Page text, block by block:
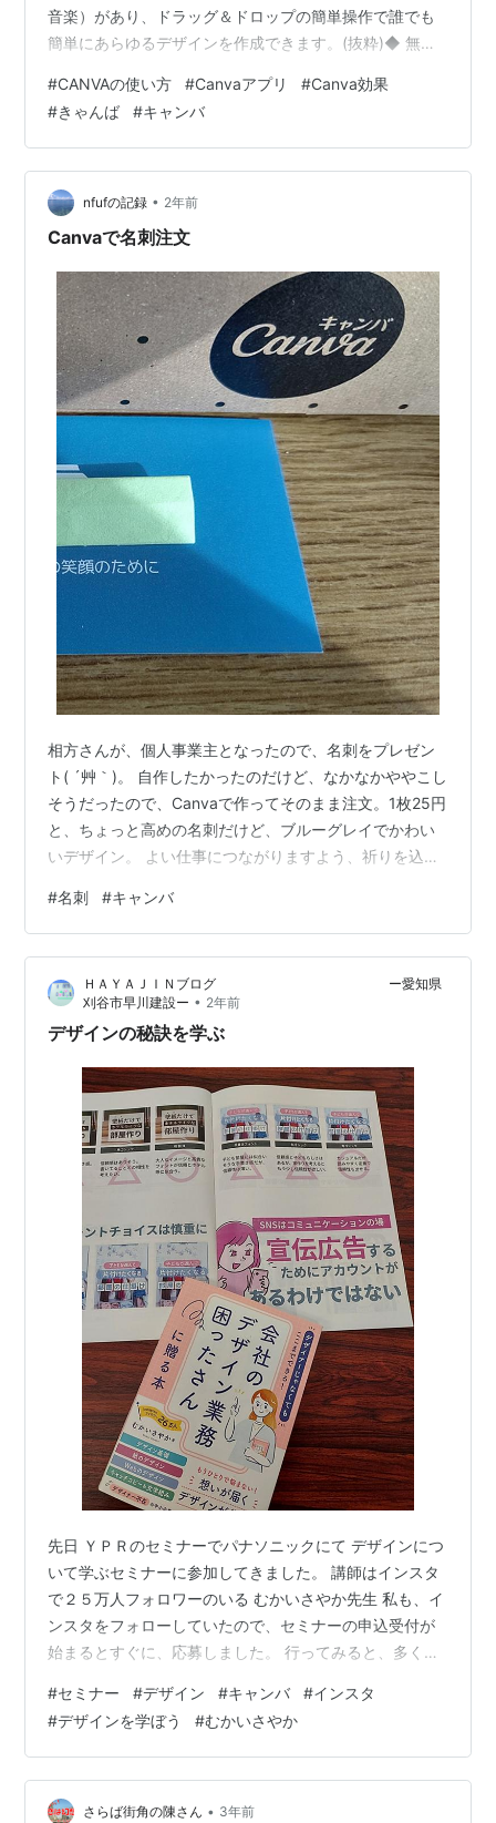
音楽）があり、ドラッグ＆ドロップの簡単操作で誰でも
簡単にあらゆるデザインを作成できます。(抜粋)◆ 無料
プリ・PCアプリ・iPhone/Android ・iPad で利用出来ま
す。 ※～ まずは、ログインからスタートです。 一つのア
カウントで、PC・スマホ・iPad・・で利用出来ます。 基
本データは、Web上に保存され・・同期しています。保
存と言う概念はなく、自動で保存されます。…
#CANVAの使い方 #Canvaアプリ #Canva効果
#きゃんば #キャンバ
nfufの記録 • 2年前
Canvaで名刺注文
相方さんが、個人事業主となったので、名刺をプレゼン
ト( ´艸｀)。 自作したかったのだけど、なかなかややこし
そうだったので、Canvaで作ってそのまま注文。1枚25円
と、ちょっと高めの名刺だけど、ブルーグレイでかわい
いデザイン。 よい仕事につながりますよう、祈りを込め
グ ランキング参加中雑談・日記を書きたい人のグループ
ランキング参加中 その日 あった事・感じた事の記録
(日々の出来事保管場所 ） ランキング参加中はてなブロ
グ同盟！初心者歓迎・なんでもOK！日記・雑記10・20・
30・40・50・60代
#名刺 #キャンバ
ＨＡＹＡＪＩＮブログ ー愛知県
刈谷市早川建設ー • 2年前
デザインの秘訣を学ぶ
先日 ＹＰＲのセミナーでパナソニックにて デザインにつ
いて学ぶセミナーに参加してきました。 講師はインスタ
で２５万人フォロワーのいる むかいさやか先生 私も、イ
ンスタをフォローしていたので、セミナーの申込受付が
始まるとすぐに、応募しました。 行ってみると、多くの
で楽しく、そしてとても参考になるお話しでした。 先生
の熱量が凄くて2時間なんてあっという間！ この熱さを
分けて頂きたい！ こんなに熱い情熱があるから２５万人
のフォロワー数に納得でした。 デザインそのものを学ぶ
というよりは、ちらしを作ることだけではなく、 ちらし
#セミナー #デザイン #キャンバ #インスタ
#デザインを学ぼう #むかいさやか
さらば街角の陳さん • 3年前